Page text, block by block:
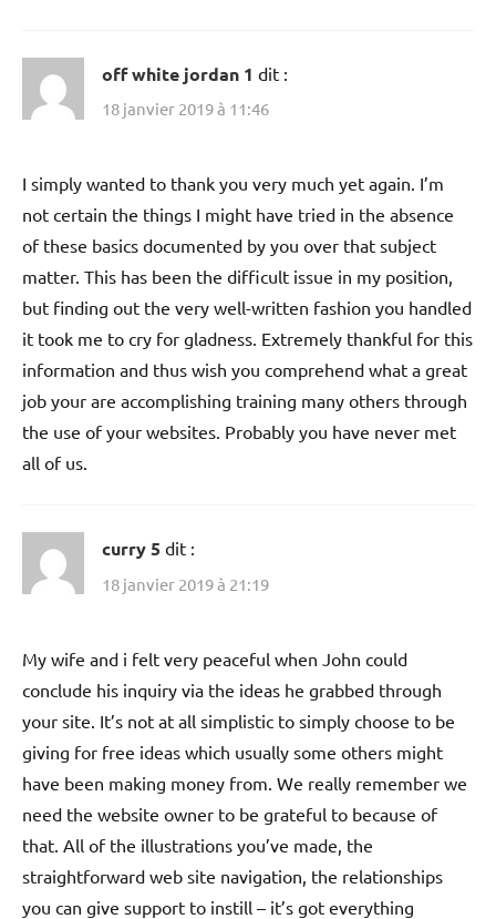
off white jordan 1 dit :
18 janvier 2019 à 11:46
I simply wanted to thank you very much yet again. I’m
not certain the things I might have tried in the absence
of these basics documented by you over that subject
matter. This has been the difficult issue in my position,
but finding out the very well-written fashion you handled
it took me to cry for gladness. Extremely thankful for this
information and thus wish you comprehend what a great
job your are accomplishing training many others through
the use of your websites. Probably you have never met
all of us.
curry 5 dit :
18 janvier 2019 à 21:19
My wife and i felt very peaceful when John could
conclude his inquiry via the ideas he grabbed through
your site. It’s not at all simplistic to simply choose to be
giving for free ideas which usually some others might
have been making money from. We really remember we
need the website owner to be grateful to because of
that. All of the illustrations you’ve made, the
straightforward web site navigation, the relationships
you can give support to instill – it’s got everything